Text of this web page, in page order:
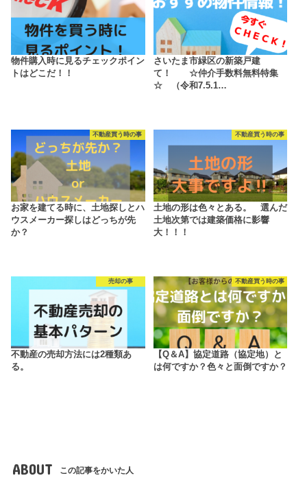
物件購入時に見るチェックポイン
トはどこだ！！
さいたま市緑区の新築戸建
て！ ☆仲介手数料無料特集
☆ （令和7.5.1…
不動産買う時の事
お家を建てる時に、土地探しとハ
ウスメーカー探しはどっちが先
か？
不動産買う時の事
土地の形は色々とある。 選んだ
土地次第では建築価格に影響
大！！！
売却の事
不動産の売却方法には2種類あ
る。
不動産買う時の事
【Q＆A】協定道路（協定地）と
は何ですか？色々と面倒ですか？
ABOUT この記事をかいた人